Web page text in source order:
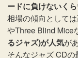
ードに負けないく
相場の傾向としては
やThree Blind Mice
るジャズ)が人気が
そんなジャズ CD